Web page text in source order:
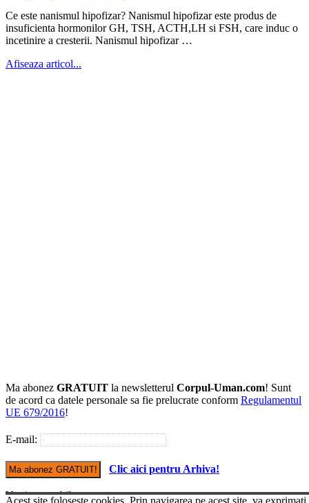
Ce este nanismul hipofizar? Nanismul hipofizar este produs de
insuficienta hormonilor GH, TSH, ACTH,LH si FSH, care induc o
incetinire a cresterii. Nanismul hipofizar …
Afiseaza articol...
Ma abonez GRATUIT la newsletterul Corpul-Uman.com! Sunt
de acord ca datele personale sa fie prelucrate conform Regulamentul
UE 679/2016!
E-mail:
Clic aici pentru Arhiva!
Versiune mobile
Acest site foloseste cookies. Prin navigarea pe acest site, va exprimati